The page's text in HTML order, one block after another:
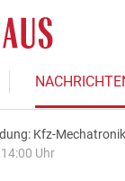
Kfz-
Uhr